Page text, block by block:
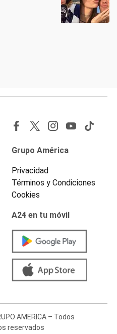
Grupo América
Privacidad
Términos y Condiciones
Cookies
A24 en tu móvil
AMERICA – Todos
reservados